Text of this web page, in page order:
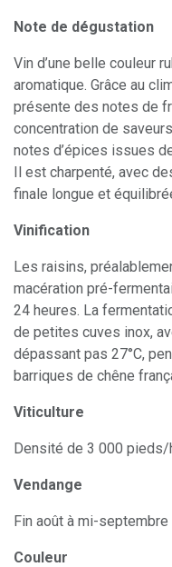
Note de dégustation
Vin d’une belle couleur
aromatique. Grâce au
présente des notes de
concentration de
notes d’épices issues
Il est charpenté, avec
finale longue et
Vinification
Les raisins,
macération pré-
24 heures. La
de petites cuves inox,
dépassant pas 27°C,
barriques de chêne
Viticulture
Densité de 3 000
Vendange
Fin août à mi-septembre
Couleur